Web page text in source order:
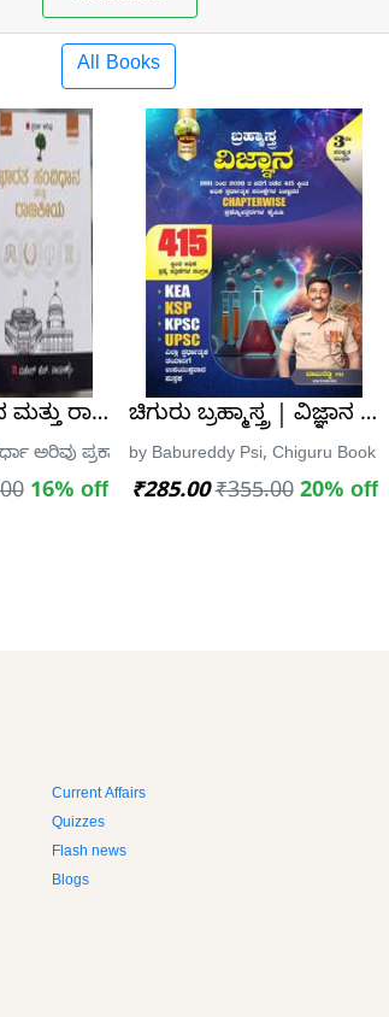
All Books
ಮತ್ತು ರಾಜಕೀಯ (Kannada) | ಸ್ಫರ್ಧಾ
ಅರಿವು ಪ್ರಕಾಶನ
16% off
ಚಿಗುರು ಬ್ರಹ್ಮಾಸ್ತ್ರ | ವಿಜ್ಞಾನ
by Babureddy Psi, Chiguru Book
₹285.00 ₹355.00 20% off
Current Affairs
Quizzes
Flash news
Blogs